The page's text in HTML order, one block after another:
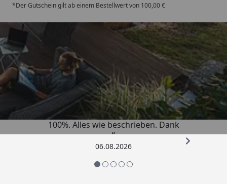
*Der Gutschein gilt ab einem Bestellwert von 100,00 €
Trusted Shops
4,83/ 5
„Super schnell gelifert. Ware passt
100%. Alles wie beschrieben. Dank
“
06.08.2026